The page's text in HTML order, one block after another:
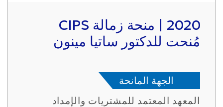
2020 | منحة زمالة CIPS
مُنحت للدكتور ساتيا مينون
الجهة المانحة
المعهد المعتمد للمشتريات والإمداد